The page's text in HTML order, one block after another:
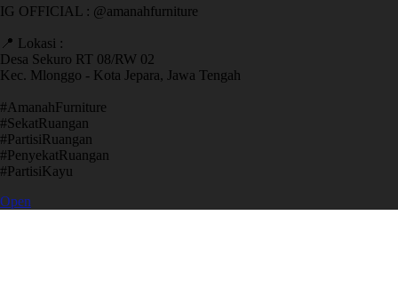
IG OFFICIAL : @amanahfurniture
📍 Lokasi :
Desa Sekuro RT 08/RW 02
Kec. Mlonggo - Kota Jepara, Jawa Tengah
​#AmanahFurniture
​#SekatRuangan
​#PartisiRuangan
​#PenyekatRuangan
​#PartisiKayu
Open